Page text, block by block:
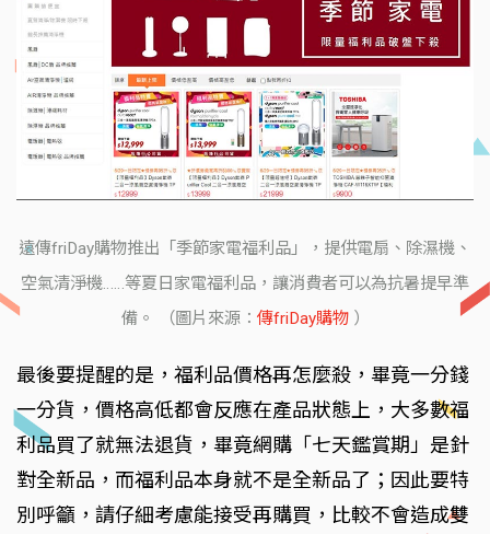
遠傳friDay購物推出「季節家電福利品」，提供電扇、除濕機、
空氣清淨機……等夏日家電福利品，讓消費者可以為抗暑提早準
備。 （圖片來源： 傳friDay購物）
最後要提醒的是，福利品價格再怎麼殺，畢竟一分錢
一分貨，價格高低都會反應在產品狀態上，大多數福
利品買了就無法退貨，畢竟網購「七天鑑賞期」是針
對全新品，而福利品本身就不是全新品了；因此要特
別呼籲，請仔細考慮能接受再購買，比較不會造成雙